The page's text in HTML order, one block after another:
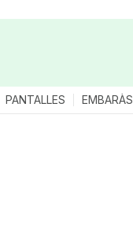
PANTALLES EMBARÀS